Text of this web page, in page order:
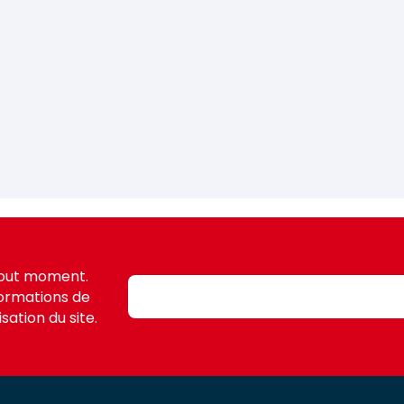
moment.
de
du site.